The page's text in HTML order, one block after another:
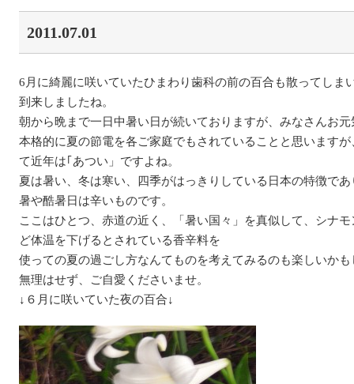
2011.07.01
6月に綺麗に咲いていたひまわり歯科の前の百合も散ってしま
到来しましたね。
朝から晩まで一日中暑い日が続いておりますが、みなさんお
本格的に夏の節電を各ご家庭でもされていることと思います
て近年は｢あつい」ですよね。
夏は暑い、冬は寒い、四季がはっきりしている日本の特徴で
暑や酷暑日は辛いものです。
ここはひとつ、赤道の近く、「暑い国々」を真似して、シナ
ど体温を下げるとされている香辛料を
使っての夏の過ごし方なんてものを考えてみるのも楽しいか
無理はせず、ご自愛くださいませ。
↓６月に咲いていた夜の百合↓